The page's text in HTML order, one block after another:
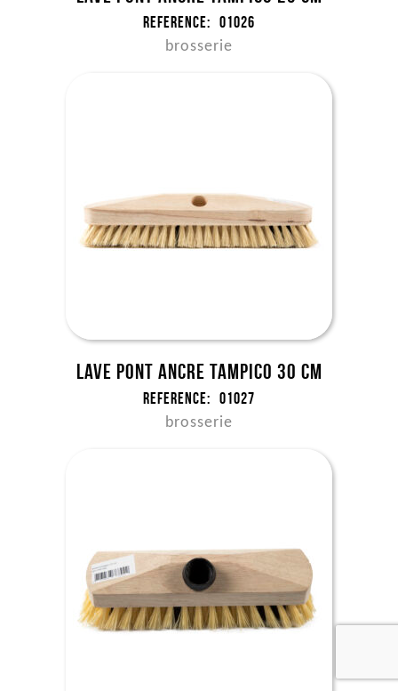
Reference: 01026
brosserie
Lave pont ancre tampico 30 cm
Reference: 01027
brosserie